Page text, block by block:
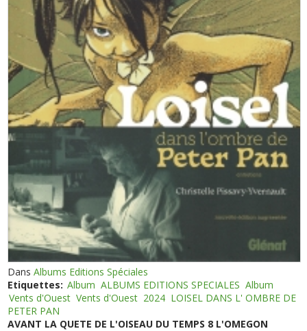
DansAlbums Editions Spéciales
Etiquettes: Album ALBUMS EDITIONS SPECIALES Album
Vents d'Ouest Vents d'Ouest 2024 LOISEL DANS L' OMBRE DE
PETER PAN
AVANT LA QUETE DE L'OISEAU DU TEMPS 8 L'OMEGON